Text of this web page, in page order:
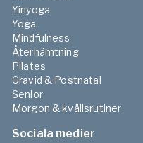
Yinyoga
Yoga
Mindfulness
Återhämtning
Pilates
Gravid & Postnatal
Senior
Morgon & kvällsrutiner
Sociala medier